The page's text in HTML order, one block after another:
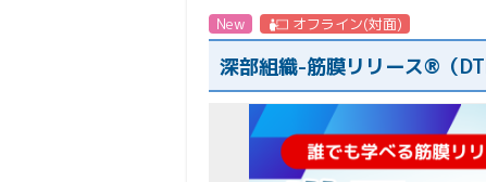
New オフライン(対面)
深部組織-筋膜リリース®（